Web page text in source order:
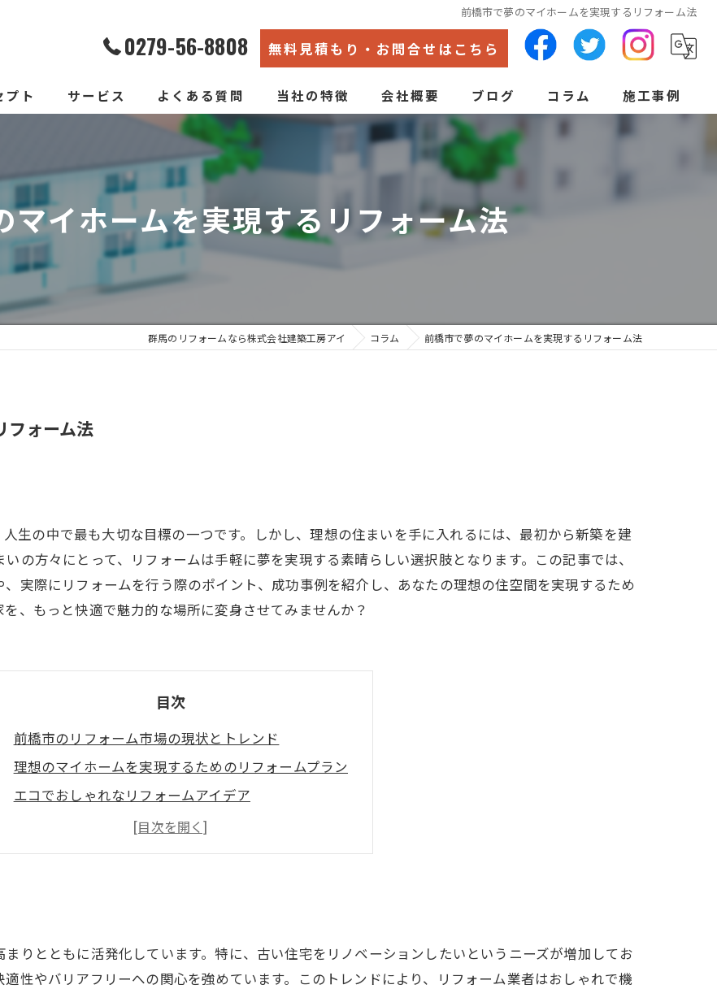
前橋市で夢のマイホームを実現するリフォーム法
0279-56-8808 無料見積もり・お問合せはこちら
プト サービス
新築そっくりリフォーム
よくある質問 当社の特徴
水回り
断熱
会社概要
代表あいさつ
ブログ コラム 施工事例
マイホームを実現するリフォーム法
群馬のリフォームなら株式会社建築工房アイ コラム 前橋市で夢のマイホームを実現するリフォーム法
フォーム法
生の中で最も大切な目標の一つです。しかし、理想の住まいを手に入れるには、最初から新築を建
の方々にとって、リフォームは手軽に夢を実現する素晴らしい選択肢となります。この記事では、
実際にリフォームを行う際のポイント、成功事例を紹介し、あなたの理想の住空間を実現するため
、もっと快適で魅力的な場所に変身させてみませんか？
目次
前橋市のリフォーム市場の現状とトレンド
理想のマイホームを実現するためのリフォームプラン
エコでおしゃれなリフォームアイデア
リフォーム費用の考え方と資金計画
リフォーム成功のための業者選びと施工のポイント
りとともに活発化しています。特に、古い住宅をリノベーションしたいというニーズが増加してお
性やバリアフリーへの関心を強めています。このトレンドにより、リフォーム業者はおしゃれで機